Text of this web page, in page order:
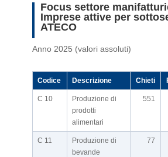
Focus settore
Imprese attive per
ATECO
Anno 2025 (valori assoluti)
Codice Descrizione Chieti
C 10
Produzione di
prodotti
alimentari
551
C 11
Produzione di
bevande
77